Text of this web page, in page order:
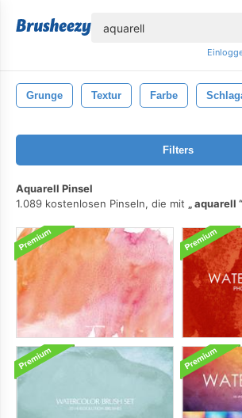
Grunge Textur Farbe
Filters
Aquarell Pinsel
1.089 kostenlosen Pinseln, die mit
aquarell